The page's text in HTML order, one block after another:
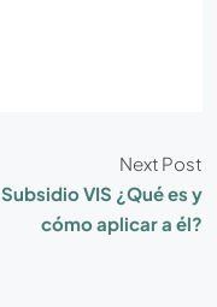
Next Post
Subsidio VIS ¿Qué es y
cómo aplicar a él?